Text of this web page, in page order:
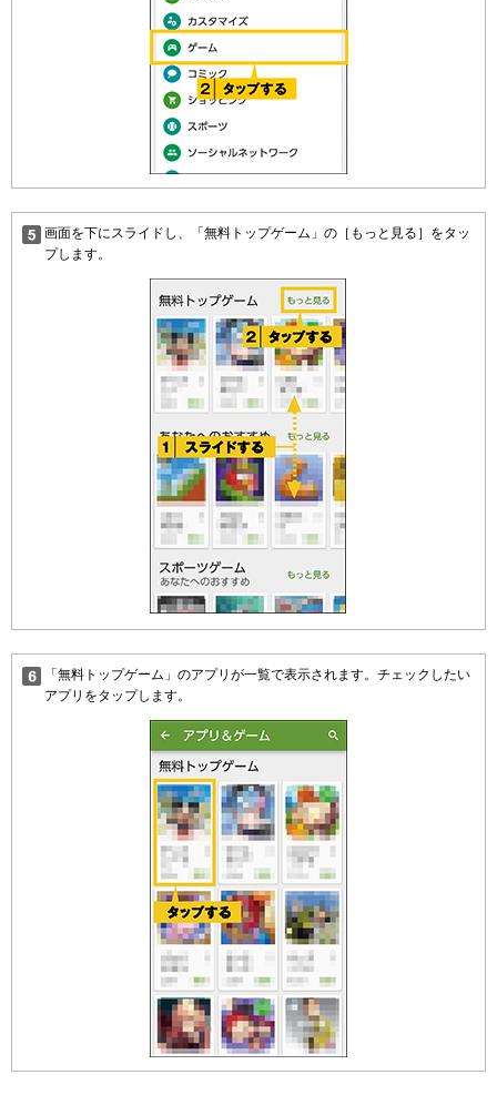
画面を下にスライドし、「無料トップゲーム」の［もっと見る］をタッ
プします。
「無料トップゲーム」のアプリが一覧で表示されます。チェックしたい
アプリをタップします。